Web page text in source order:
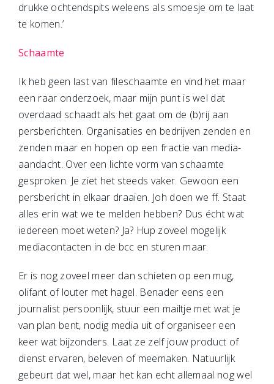
drukke ochtendspits weleens als smoesje om te laat
te komen.’
Schaamte
Ik heb geen last van fileschaamte en vind het maar
een raar onderzoek, maar mijn punt is wel dat
overdaad schaadt als het gaat om de (b)rij aan
persberichten. Organisaties en bedrijven zenden en
zenden maar en hopen op een fractie van media-
aandacht. Over een lichte vorm van schaamte
gesproken. Je ziet het steeds vaker. Gewoon een
persbericht in elkaar draaien. Joh doen we ff. Staat
alles erin wat we te melden hebben? Dus écht wat
iedereen moet weten? Ja? Hup zoveel mogelijk
mediacontacten in de bcc en sturen maar.
Er is nog zoveel meer dan schieten op een mug,
olifant of louter met hagel. Benader eens een
journalist persoonlijk, stuur een mailtje met wat je
van plan bent, nodig media uit of organiseer een
keer wat bijzonders. Laat ze zelf jouw product of
dienst ervaren, beleven of meemaken. Natuurlijk
gebeurt dat wel, maar het kan echt allemaal nog wel